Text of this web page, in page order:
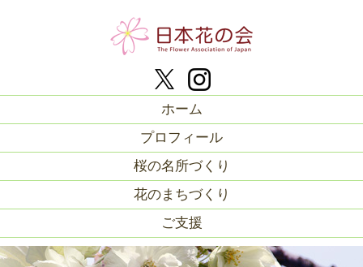
ホーム
プロフィール
桜の名所づくり
花のまちづくり
ご支援